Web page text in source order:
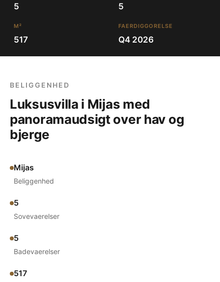
5 5
M²
517
FAERDIGGORELSE
Q4 2026
BELIGGENHED
Luksusvilla i Mijas med
panoramaudsigt over hav og
bjerge
Mijas
Beliggenhed
5
Sovevaerelser
5
Badevaerelser
517